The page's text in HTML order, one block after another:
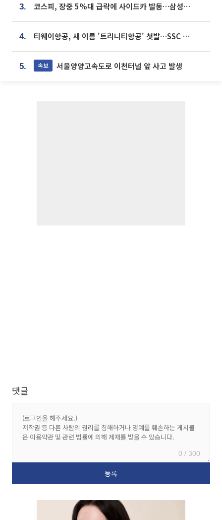
3. 코스피, 장중 5%대 급락에 사이드카 발동…삼성·SK 동반 폭락
4. 티웨이항공, 새 이름 '트리니티항공' 첫발…SSC 전략 본격화
5. 속보 서울양양고속도로 이천터널 앞 사고 발생
댓글
0 / 300